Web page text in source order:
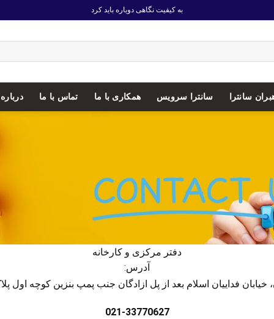
به کیفیت نگاهی دوباره باید کرد
سانترا سانترا سرویس همکاری با ما تماس با ما
دفتر مرکزی و کارخانه
آدرس:
خیابان فداییان اسلام بعد از پل ازادگان جنب پمپ بنزین کوچه اول
021-33770627